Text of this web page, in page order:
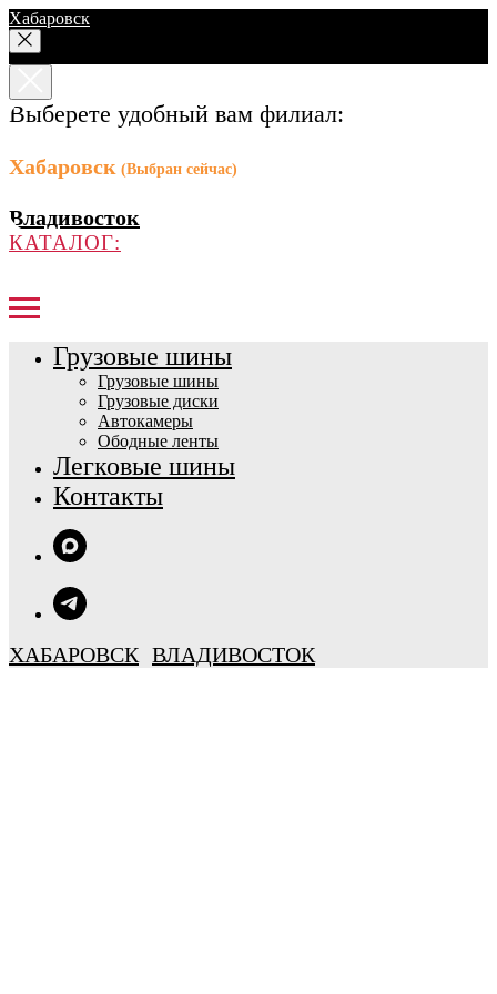
Хабаровск
Выберете удобный вам филиал:
Хабаровск (Выбран сейчас)
Владивосток
КАТАЛОГ:
Грузовые шины
Грузовые шины
Грузовые диски
Автокамеры
Ободные ленты
Легковые шины
Контакты
ХАБАРОВСК ВЛАДИВОСТОК